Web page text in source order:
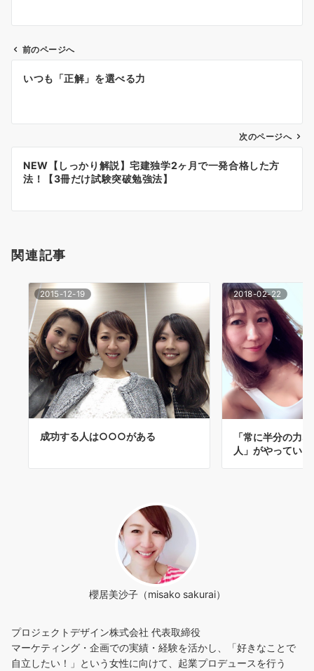
投
ゲ
ー
シ
ン
前のページへ
いつも「正解」を選べる力
次のページへ
NEW【しっかり解説】宅建独学2ヶ月で一発合格した方
法！【3冊だけ試験突破勉強法】
関連記事
2015-12-19
成功する人は○○○がある
2018-02-22
「常に半分の力
人」がやってい
櫻居美沙子（misako sakurai）
プロジェクトデザイン株式会社 代表取締役
マーケティング・企画での実績・経験を活かし、「好きなことで
自立したい！」という女性に向けて、起業プロデュースを行う